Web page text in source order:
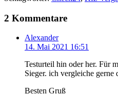
2 Kommentare
Alexander
14. Mai 2021 16:51
Testurteil hin oder her. Für
Sieger. ich vergleiche gerne
Besten Gruß